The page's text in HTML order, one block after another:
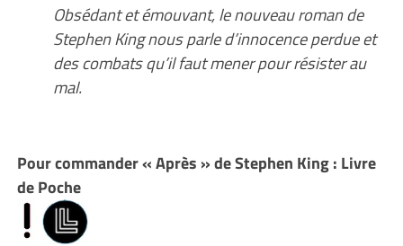
Obsédant et émouvant, le nouveau roman de
Stephen King nous parle d’innocence perdue et
des combats qu’il faut mener pour résister au
mal.
Pour commander « Après » de Stephen King : Livre
de Poche